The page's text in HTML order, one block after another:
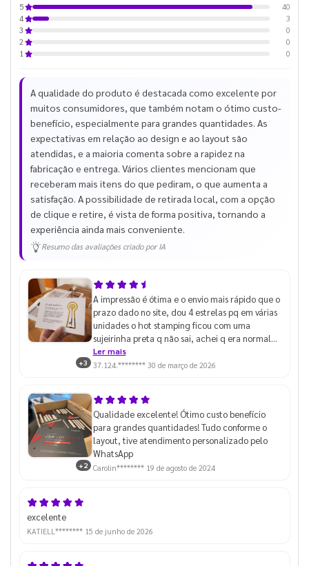
5
40
4
3
3
0
2
0
1
0
A qualidade do produto é destacada como excelente por
muitos consumidores, que também notam o ótimo custo-
benefício, especialmente para grandes quantidades. As
expectativas em relação ao design e ao layout são
atendidas, e a maioria comenta sobre a rapidez na
fabricação e entrega. Vários clientes mencionam que
receberam mais itens do que pediram, o que aumenta a
satisfação. A possibilidade de retirada local, com a opção
de clique e retire, é vista de forma positiva, tornando a
experiência ainda mais conveniente.
Resumo das avaliações criado por IA
+3
A impressão é ótima e o envio mais rápido que o
prazo dado no site, dou 4 estrelas pq em várias
unidades o hot stamping ficou com uma
sujeirinha preta q não sai, achei q era normal
até pegar algumas unidades que estava
perfeito
Ler mais
37.124.******** 30 de março de 2026
+2
Qualidade excelente! Ótimo custo benefício
para grandes quantidades! Tudo conforme o
layout, tive atendimento personalizado pelo
WhatsApp
Carolin******** 19 de agosto de 2024
excelente
KATIELL******** 15 de junho de 2026